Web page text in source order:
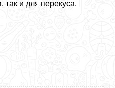
так и для перекуса.